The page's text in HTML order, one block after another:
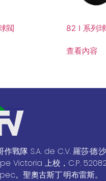
閥 82 I 系列
查看內容
作戰隊 S.A. de C.V. 羅莎·德·
Victoria 上校，C.P.
。聖奧古斯丁·明布雷斯。